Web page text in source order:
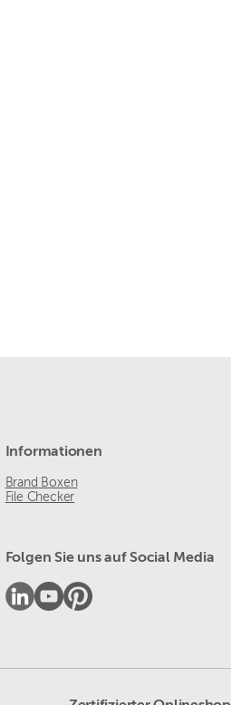
Informationen
Brand Boxen
File Checker
Folgen Sie uns auf Social Media